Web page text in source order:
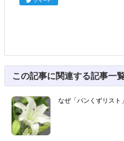
この記事に関連する記事一
なぜ「パンくずリスト